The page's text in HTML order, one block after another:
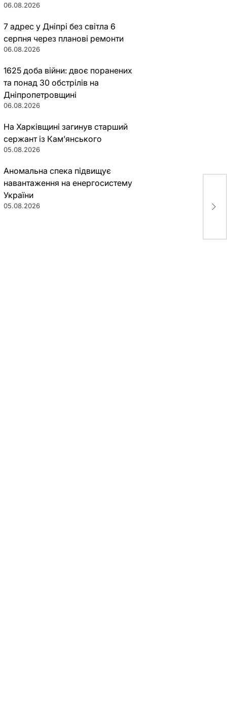
06.08.2026
7 адрес у Дніпрі без світла 6
серпня через планові ремонти
06.08.2026
1625 доба війни: двоє поранених
та понад 30 обстрілів на
Дніпропетровщині
06.08.2026
На Харківщині загинув старший
сержант із Кам’янського
05.08.2026
Аномальна спека підвищує
навантаження на енергосистему
України
05.08.2026